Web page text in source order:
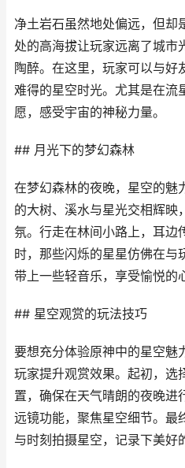
净土岩石虽然地处偏远，但却
处的高海拔让玩家远离了城市
陶醉。在这里，玩家可以与好
难得的星空时光。尤其是在流
愿，感受宇宙的神秘力量。
## 月光下的梦幻森林
在梦幻森林的夜晚，星空的魅
的大树、溪水与星光交相辉映
氛。行走在林间小路上，耳边
时，那些闪烁的星星仿佛在与
带上一些轻音乐，享受愉悦的
## 星空观赏的玩法技巧
要想充分体验原神中的星空魅
玩家提升观赏效果。起初，选
置，确保在天气晴朗的夜晚进
远镜功能，聚焦星空细节。最
与时刻拍摄星空，记录下美好